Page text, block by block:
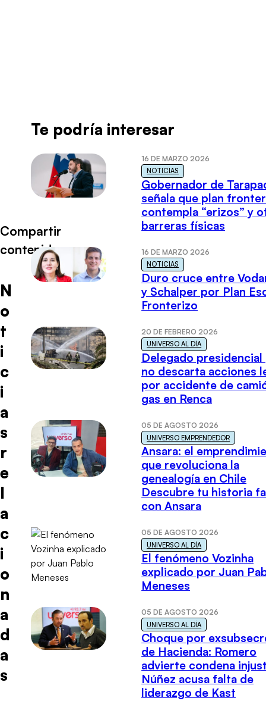
Compartir
contenido
N
o
t
i
c
i
a
s
r
e
l
a
c
i
o
n
a
d
a
s
Te podría interesar
16 DE MARZO 2026
NOTICIAS
Gobernador de
señala que plan
contempla “erizos” y
barreras físicas
16 DE MARZO 2026
NOTICIAS
Duro cruce entre
y Schalper por Plan
Fronterizo
20 DE FEBRERO 2026
UNIVERSO AL DÍA
Delegado presidencial
no descarta acciones
por accidente de
gas en Renca
05 DE AGOSTO 2026
UNIVERSO EMPRENDEDOR
Ansara: el
que revoluciona la
genealogía en Chile
Descubre tu historia
con Ansara
05 DE AGOSTO 2026
UNIVERSO AL DÍA
El fenómeno Vozinha
explicado por Juan
Meneses
05 DE AGOSTO 2026
UNIVERSO AL DÍA
Choque por
de Hacienda: Romero
advierte condena
Núñez acusa falta de
liderazgo de Kast